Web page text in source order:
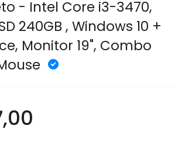
- Intel Core i3-3470,
240GB , Windows 10 +
Monitor 19", Combo